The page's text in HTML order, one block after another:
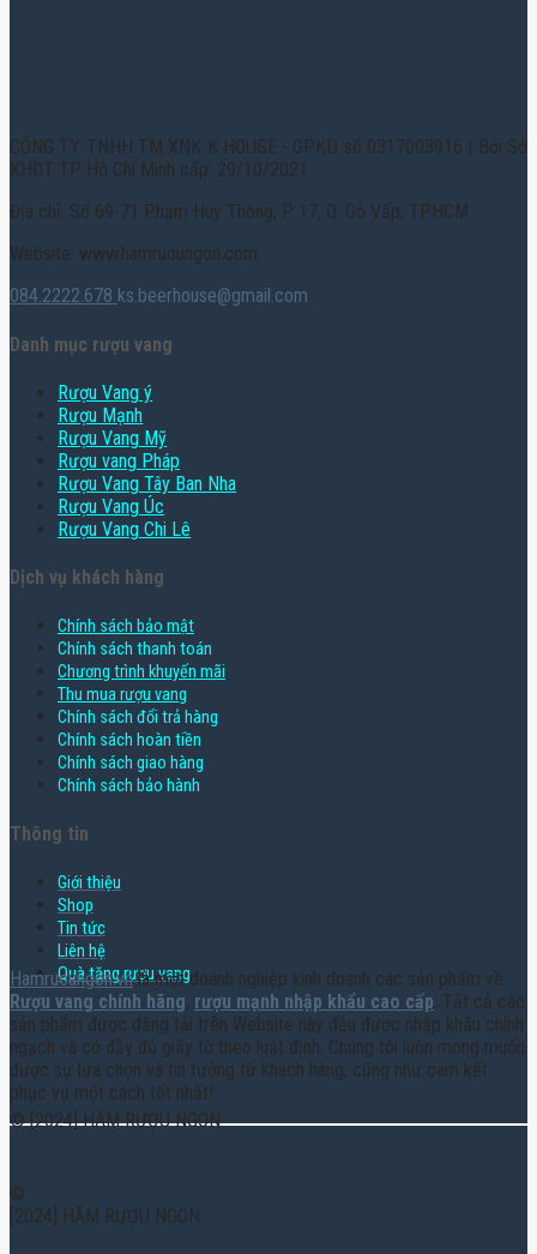
CÔNG TY TNHH TM XNK K HOUSE - GPKD số 0317003916 | Bởi Sở
KHĐT TP. Hồ Chí Minh cấp: 29/10/2021
Địa chỉ: Số 69-71 Phạm Huy Thông, P. 17, Q. Gò Vấp, TPHCM
Website: www.hamruoungon.com
084.2222.678 ks.beerhouse@gmail.com
Danh mục rượu vang
Rượu Vang ý
Rượu Mạnh
Rượu Vang Mỹ
Rượu vang Pháp
Rượu Vang Tây Ban Nha
Rượu Vang Úc
Rượu Vang Chi Lê
Dịch vụ khách hàng
Chính sách bảo mật
Chính sách thanh toán
Chương trình khuyến mãi
Thu mua rượu vang
Chính sách đổi trả hàng
Chính sách hoàn tiền
Chính sách giao hàng
Chính sách bảo hành
Thông tin
Giới thiệu
Shop
Tin tức
Liên hệ
Quà tặng rượu vang
Hamruoungon.vnlà một doanh nghiệp kinh doanh các sản phẩm về
Rượu vang chính hãng, rượu mạnh nhập khẩu cao cấp. Tất cả các
sản phẩm được đăng tải trên Website này đều được nhập khẩu chính
ngạch và có đầy đủ giấy tờ theo luật định. Chúng tôi luôn mong muốn
được sự lựa chọn và tin tưởng từ khách hàng, cũng như cam kết
phục vụ một cách tốt nhất!
© [2024] HẦM RƯỢU NGON
©
[2024] HẦM RƯỢU NGON